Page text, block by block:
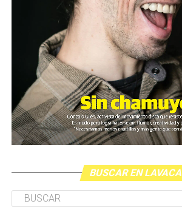
BUSCAR EN LAVACA